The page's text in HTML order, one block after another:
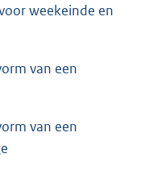
weekeinde en
van een
van een